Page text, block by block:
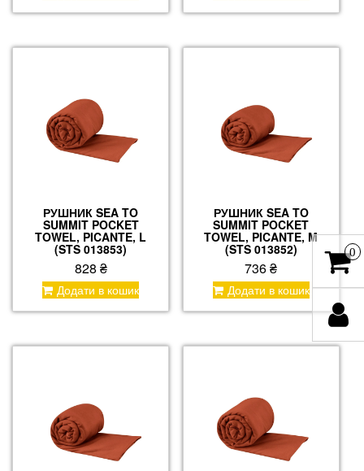
РУШНИК SEA TO
SUMMIT POCKET
TOWEL, PICANTE, L
(STS 013853)
828 ₴
Додати в кошик
РУШНИК SEA TO
SUMMIT POCKET
TOWEL, PICANTE, M
(STS 013852)
736₴
Додати в кошик
0